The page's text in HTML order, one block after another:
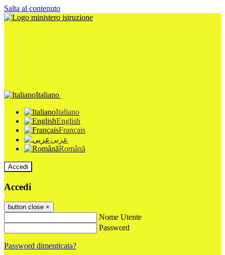
Salta al contenuto
Italiano
Italiano
English
Français
عربى
Română
Accedi
Accedi
button close ×
Nome Utente
Password
Password dimenticata?